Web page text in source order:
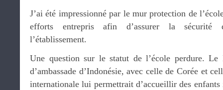
J’ai été impressionné par le mur protection de
efforts entrepris afin d’assurer la sécurité
l’établissement.
Une question sur le statut de l’école perdure.
d’ambassade d’Indonésie, avec celle de Corée et
internationale lui permettrait d’accueillir des